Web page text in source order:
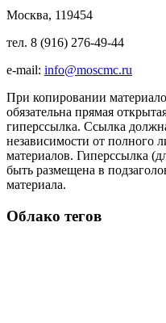
Москва, 119454
тел. 8 (916) 276-49-44
e-mail: info@moscmc.ru
При копировании
обязательна прямая
гиперссылка. Ссылка
независимости от полного
материалов. Гиперссылка
быть размещена в
материала.
Облако тегов